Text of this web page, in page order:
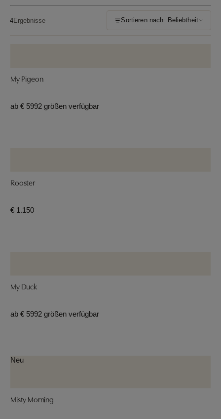
4Ergebnisse Sortieren nach: Beliebtheit
My Pigeon
ab € 5992 größen verfügbar
Rooster
€ 1.150
My Duck
ab € 5992 größen verfügbar
Neu
Misty Morning